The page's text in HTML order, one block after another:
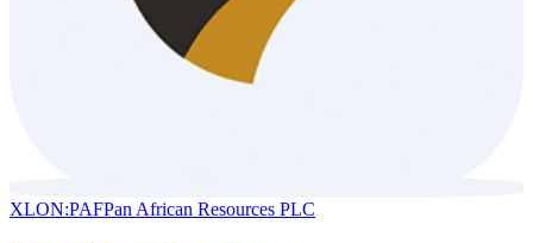
XLON:PAFPan African Resources PLC